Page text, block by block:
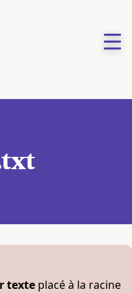
texte placé à la racine